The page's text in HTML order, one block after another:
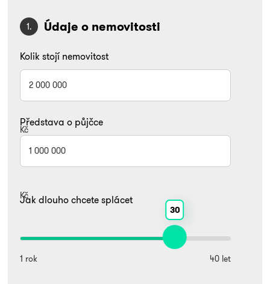
1. Údaje o nemovitosti
Kolik stojí nemovitost
Kč
Představa o půjčce
Kč
Jak dlouho chcete splácet
30
1 rok 40 let